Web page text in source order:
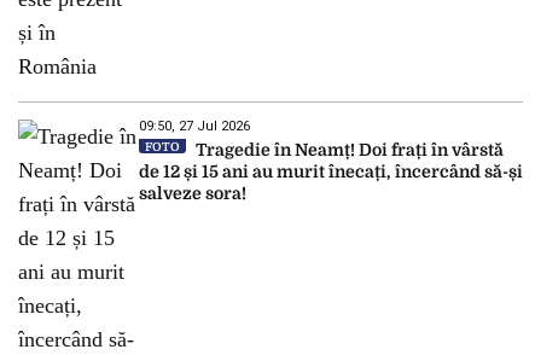
09:50, 27 Jul 2026
FOTO
Tragedie în Neamț! Doi frați în vârstă
de 12 și 15 ani au murit înecați, încercând să-și
salveze sora!